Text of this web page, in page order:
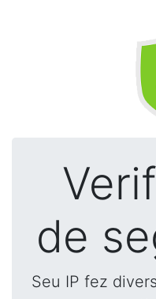
de
Seu IP fez